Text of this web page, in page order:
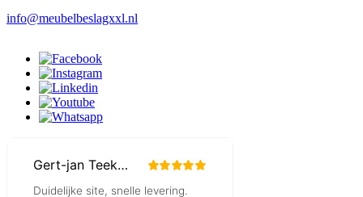
info@meubelbeslagxxl.nl